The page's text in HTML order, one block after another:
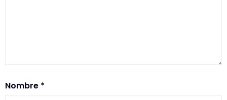
Nombre *